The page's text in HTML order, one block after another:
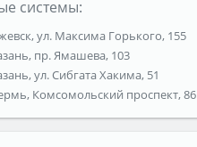
системы:
ул. Максима Горького, 155
пр. Ямашева, 103
ул. Сибгата Хакима, 51
Комсомольский проспект, 86